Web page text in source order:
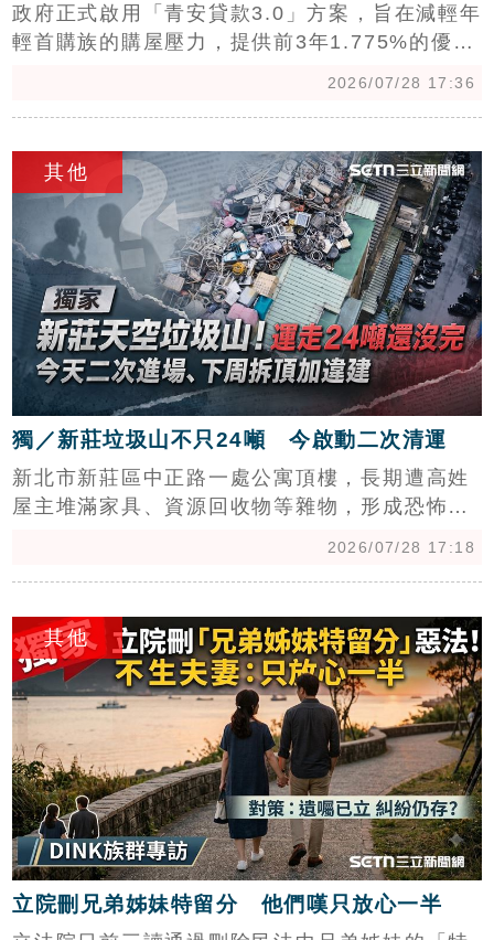
政府正式啟用「青安貸款3.0」方案，旨在減輕年
輕首購族的購屋壓力，提供前3年1.775%的優惠
的買房主力，因收入或房價門檻而看得到卻吃不
到補助。此外，優惠補貼將在3年後採取逐年退
場機制，利率逐步調升，提醒首購族在申請前應
審慎評估個人財務條件，政策後續能否精準分配
資源，將成為市場關注焦點。
2026/07/28 17:36
其他
獨／新莊垃圾山不只24噸 今啟動二次清運
新北市新莊區中正路一處公寓頂樓，長期遭高姓
屋主堆滿家具、資源回收物等雜物，形成恐怖
違建內部清理，預計一週內完工，隨後由工務局
拆除違建。市府強調，此次強拆與清運費用估計
高達200萬元，後續將依法向屋主求償，以維護
周邊居民居住安全與環境衛生。
2026/07/28 17:18
其他
立院刪兄弟姊妹特留分 他們嘆只放心一半